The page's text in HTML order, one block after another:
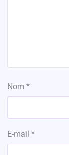
Nom *
E-mail *